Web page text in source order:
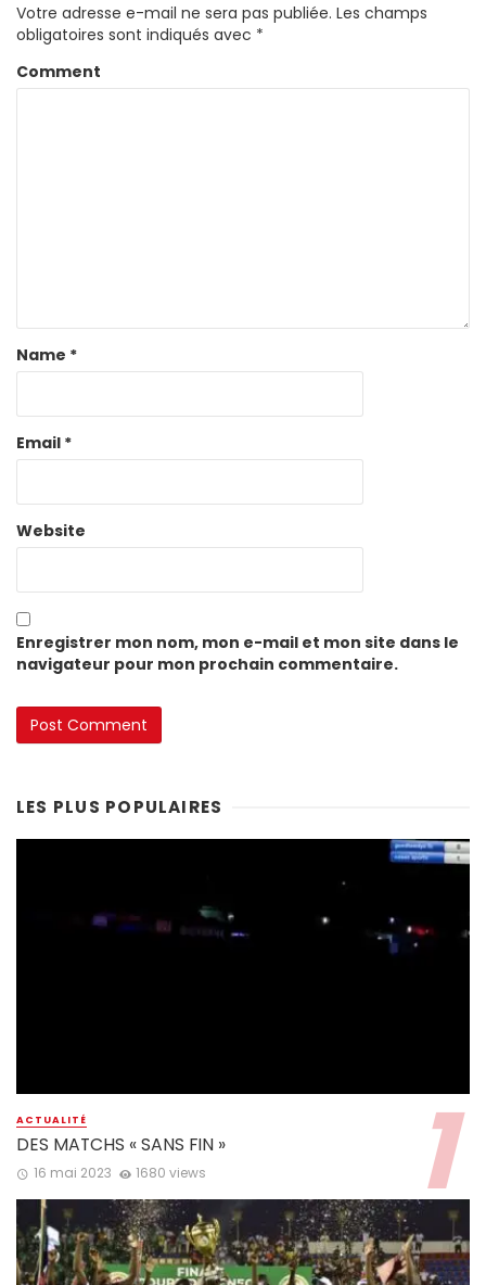
Votre adresse e-mail ne sera pas publiée. Les champs
obligatoires sont indiqués avec *
Comment
Name *
Email *
Website
Enregistrer mon nom, mon e-mail et mon site dans le
navigateur pour mon prochain commentaire.
LES PLUS POPULAIRES
ACTUALITÉ
DES MATCHS « SANS FIN »
16 mai 2023 1680 views